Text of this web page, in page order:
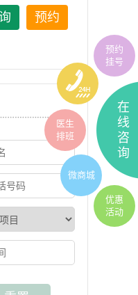
预约
在
线
咨
询
预约
挂号
医生
排班
微商城
优惠
活动